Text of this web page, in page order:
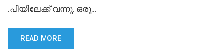
.പിയിലേക്ക് വന്നു. ഒരു…
READ MORE